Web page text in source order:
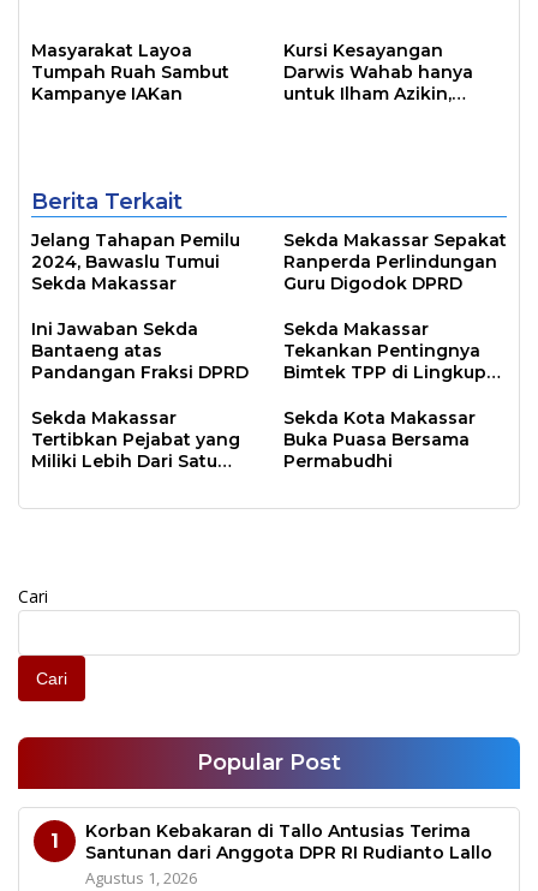
Masyarakat Layoa
Tumpah Ruah Sambut
Kampanye IAKan
Kursi Kesayangan
Darwis Wahab hanya
untuk Ilham Azikin,
Berita Terkait
Jelang Tahapan Pemilu
2024, Bawaslu Tumui
Sekda Makassar
Sekda Makassar Sepakat
Ranperda Perlindungan
Guru Digodok DPRD
Ini Jawaban Sekda
Bantaeng atas
Pandangan Fraksi DPRD
Sekda Makassar
Tekankan Pentingnya
Bimtek TPP di Lingkup
Sekda Makassar
Tertibkan Pejabat yang
Miliki Lebih Dari Satu
Sekda Kota Makassar
Buka Puasa Bersama
Permabudhi
Cari
Cari
Popular Post
1
Korban Kebakaran di Tallo Antusias Terima
Santunan dari Anggota DPR RI Rudianto Lallo
Agustus 1, 2026